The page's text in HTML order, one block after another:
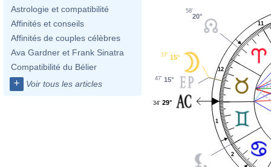
Astrologie et compatibilité
Affinités et conseils
Affinités de couples célèbres
Ava Gardner et Frank Sinatra
Compatibilité du Bélier
+ Voir tous les articles
1
2
11
12
20°
58'
15°
37'
15°
47'
29°
34'